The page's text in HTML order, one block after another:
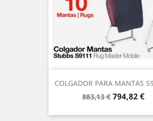
COLGADOR PARA MANTAS
Precio
883,13 € Precio
794,82 €